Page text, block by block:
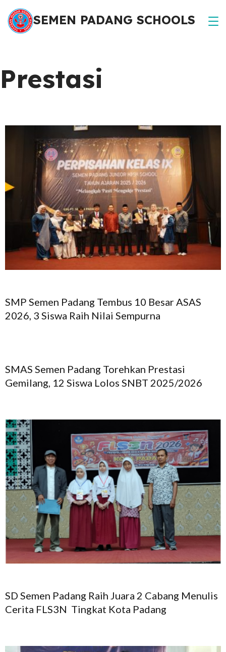
SEMEN PADANG SCHOOLS
Prestasi
SMP Semen Padang Tembus 10 Besar ASAS
2026, 3 Siswa Raih Nilai Sempurna
SMAS Semen Padang Torehkan Prestasi
Gemilang, 12 Siswa Lolos SNBT 2025/2026
SD Semen Padang Raih Juara 2 Cabang Menulis
Cerita FLS3N Tingkat Kota Padang